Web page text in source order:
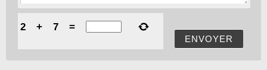
ENVOYER
2 + 7 =